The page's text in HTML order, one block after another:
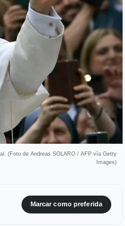
(Foto de Andreas SOLARO / AFP vía Getty
Images)
Marcar como preferida